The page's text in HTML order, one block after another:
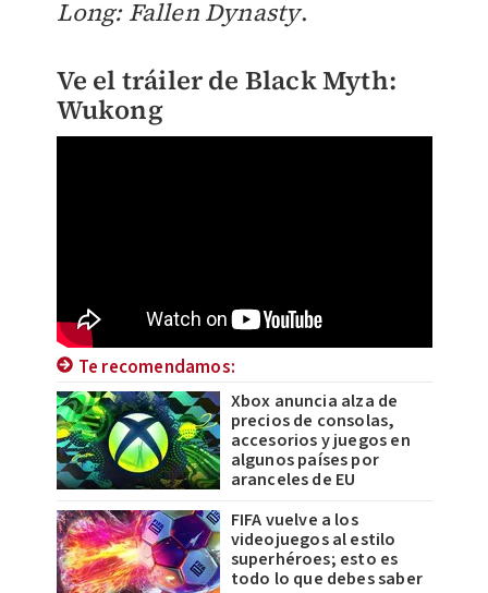
Long: Fallen Dynasty.
Ve el tráiler de Black Myth:
Wukong
Te recomendamos:
Xbox anuncia alza de
precios de consolas,
accesorios y juegos en
algunos países por
aranceles de EU
FIFA vuelve a los
videojuegos al estilo
superhéroes; esto es
todo lo que debes saber